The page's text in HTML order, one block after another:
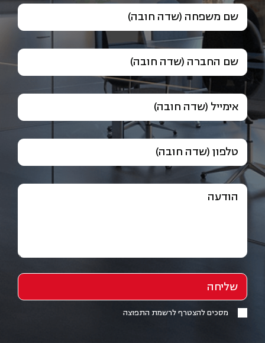
שם משפחה (שדה חובה)
שם החברה (שדה חובה)
אימייל (שדה חובה)
טלפון (שדה חובה)
הודעה
מסכים להצטרף לרשמת התפוצה